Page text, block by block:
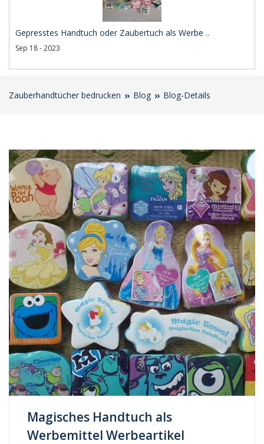
Gepresstes Handtuch oder Zaubertuch als Werbe ..
Sep 18 - 2023
Zauberhandtücher bedrucken Blog Blog-Details
Magisches Handtuch als
Werbemittel Werbeartikel